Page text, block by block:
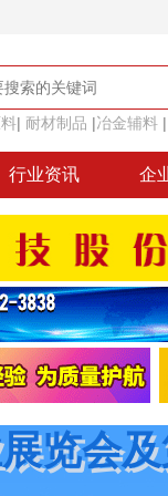
| 耐材制品 |冶金辅料 |
行业资讯 企
览会